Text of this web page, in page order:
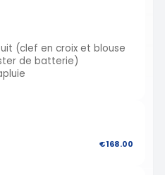
(clef en croix et blouse
de batterie)
€168.00